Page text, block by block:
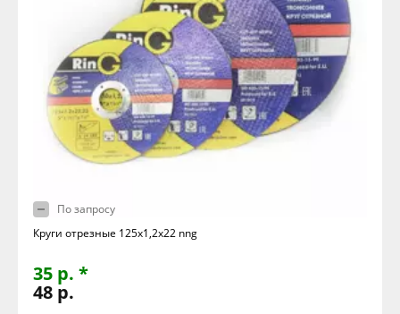
По запросу
Круги отрезные 125х1,2х22 nng
35 р. *
48 р.